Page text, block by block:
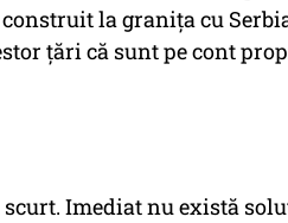
la granița cu
țări că sunt pe cont
Imediat nu există